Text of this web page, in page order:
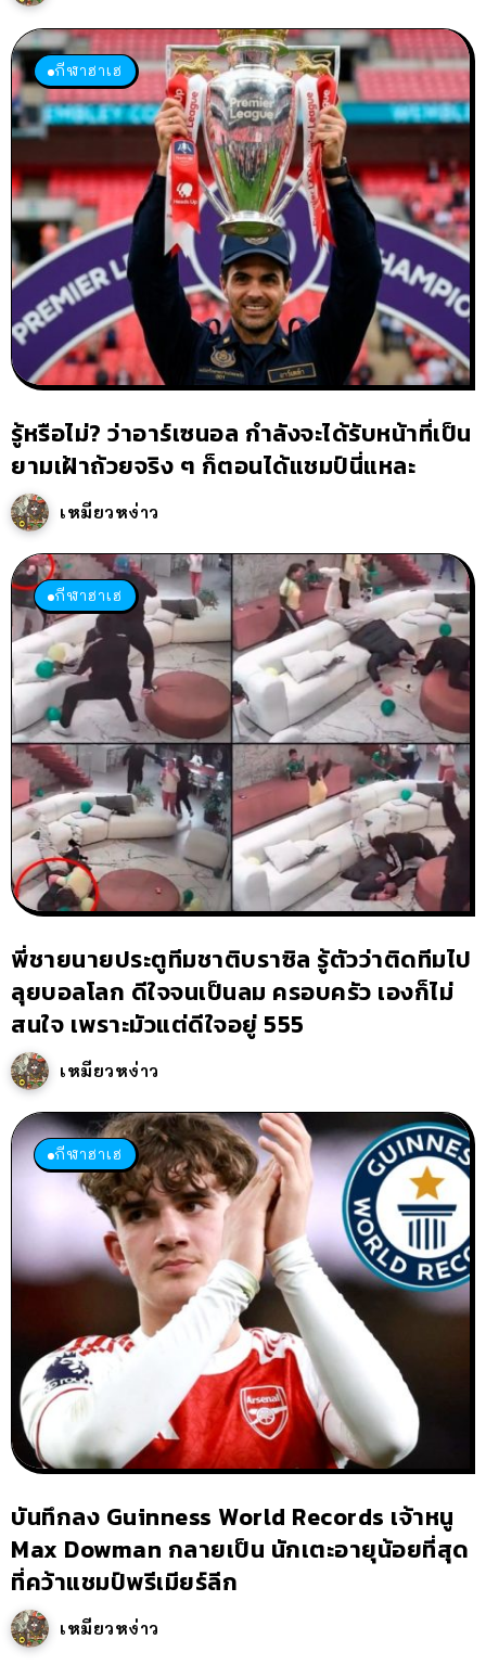
กีฬาฮาเฮ
รู้หรือไม่? ว่าอาร์เซนอล กำลังจะได้รับหน้าที่เป็น
ยามเฝ้าถ้วยจริง ๆ ก็ตอนได้แชมป์นี่แหละ
เหมียวหง่าว
กีฬาฮาเฮ
พี่ชายนายประตูทีมชาติบราซิล รู้ตัวว่าติดทีมไป
ลุยบอลโลก ดีใจจนเป็นลม ครอบครัว เองก็ไม่
สนใจ เพราะมัวแต่ดีใจอยู่ 555
เหมียวหง่าว
กีฬาฮาเฮ
บันทึกลง Guinness World Records เจ้าหนู
Max Dowman กลายเป็น นักเตะอายุน้อยที่สุด
ที่คว้าแชมป์พรีเมียร์ลีก
เหมียวหง่าว